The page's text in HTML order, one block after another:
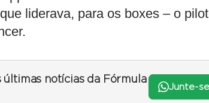
liderava, para os boxes – o
últimas notícias da Fórmula
Junte-